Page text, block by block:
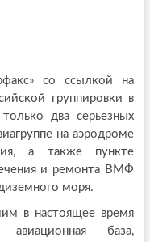
со ссылкой на
группировки в
два серьезных
на аэродроме
а также пункте
и ремонта ВМФ
моря.
в настоящее время
база,